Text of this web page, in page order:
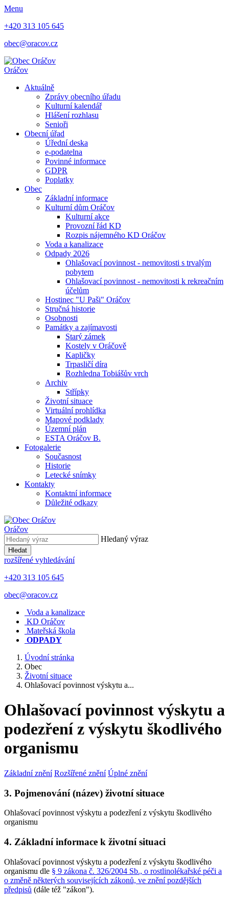
Menu
+420 313 105 645
obec@oracov.cz
Oráčov
Aktuálně
Zprávy obecního úřadu
Kulturní kalendář
Hlášení rozhlasu
Senioři
Obecní úřad
Úřední deska
e-podatelna
Povinné informace
GDPR
Poplatky
Obec
Základní informace
Kulturní dům Oráčov
Kulturní akce
Provozní řád KD
Rozpis nájemného KD Oráčov
Voda a kanalizace
Odpady 2026
Ohlašovací povinnost - nemovitosti s trvalým
pobytem
Ohlašovací povinnost - nemovitosti k rekreačním
účelům
Hostinec "U Paši" Oráčov
Stručná historie
Osobnosti
Památky a zajímavosti
Starý zámek
Kostely v Oráčově
Kapličky
Trpasličí díra
Rozhledna Tobiášův vrch
Archiv
Střípky
Životní situace
Virtuální prohlídka
Mapové podklady
Územní plán
ESTA Oráčov B.
Fotogalerie
Současnost
Historie
Letecké snímky
Kontakty
Kontaktní informace
Důležité odkazy
Oráčov
Hledaný výraz
Hledat
rozšířené vyhledávání
+420 313 105 645
obec@oracov.cz
Voda a kanalizace
KD Oráčov
Mateřská škola
ODPADY
Úvodní stránka
Obec
Životní situace
Ohlašovací povinnost výskytu a...
Ohlašovací povinnost výskytu a
podezření z výskytu škodlivého
organismu
Základní znění Rozšířené znění Úplné znění
3. Pojmenování (název) životní situace
Ohlašovací povinnost výskytu a podezření z výskytu škodlivého
organismu
4. Základní informace k životní situaci
Ohlašovací povinnost výskytu a podezření z výskytu škodlivého
organismu dle § 9 zákona č. 326/2004 Sb., o rostlinolékařské péči a
o změně některých souvisejících zákonů, ve znění pozdějších
předpisů (dále též "zákon").